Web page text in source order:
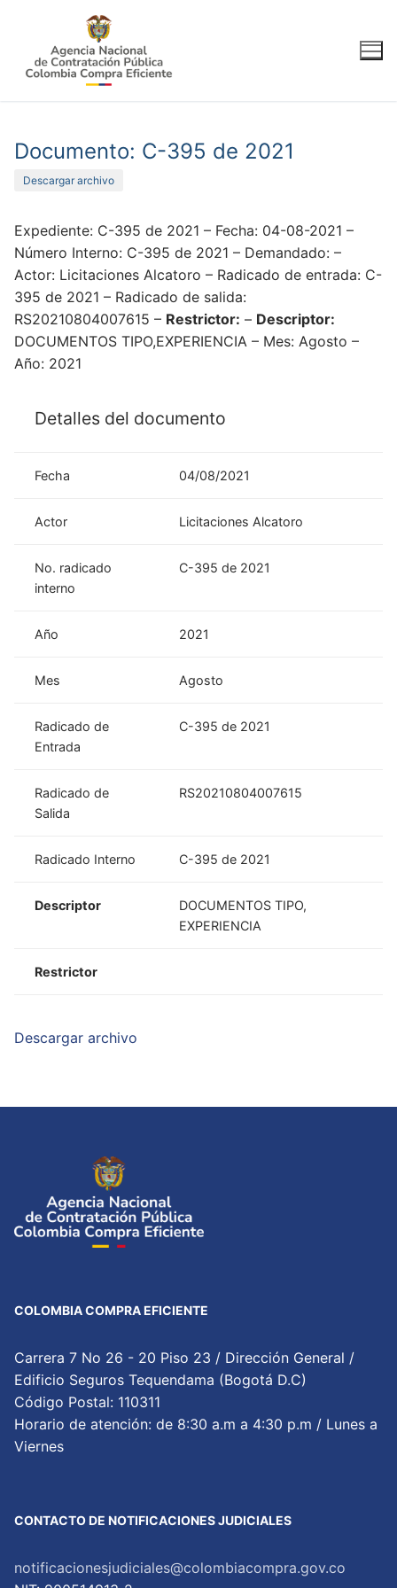
contenido
Documento: C-395 de 2021
Descargar archivo
Expediente: C-395 de 2021 – Fecha: 04-08-2021 –
Número Interno: C-395 de 2021 – Demandado: –
Actor: Licitaciones Alcatoro – Radicado de entrada: C-
395 de 2021 – Radicado de salida:
RS20210804007615 – Restrictor: – Descriptor:
DOCUMENTOS TIPO,EXPERIENCIA – Mes: Agosto –
Año: 2021
Detalles del documento
Fecha 04/08/2021
Actor Licitaciones Alcatoro
No. radicado
interno
C-395 de 2021
Año 2021
Mes Agosto
Radicado de
Entrada
C-395 de 2021
Radicado de
Salida
RS20210804007615
Radicado Interno C-395 de 2021
Descriptor
DOCUMENTOS TIPO,
EXPERIENCIA
Restrictor
Descargar archivo
COLOMBIA COMPRA EFICIENTE
Carrera 7 No 26 - 20 Piso 23 / Dirección General /
Edificio Seguros Tequendama (Bogotá D.C)
Código Postal: 110311
Horario de atención: de 8:30 a.m a 4:30 p.m / Lunes a
Viernes
CONTACTO DE NOTIFICACIONES JUDICIALES
notificacionesjudiciales@colombiacompra.gov.co